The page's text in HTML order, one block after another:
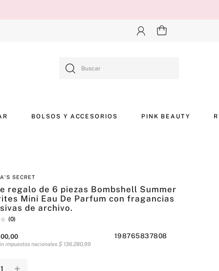
BOLSOS Y ACCESORIOS PINK BEAUTY
SECRET
regalo de 6 piezas Bombshell Summer
Mini Eau De Parfum con fragancias
de archivo.
(0)
,00 198765837808
impuestos nacionales $ 136.280,99
＋